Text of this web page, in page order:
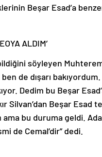
Beşar Esad’a
ALDIM’
söyleyen
de dışarı
Dedim bu Beşar
Silvan’dan Beşar Esad
ama bu duruma geldi.
de Cemal’dir” dedi.